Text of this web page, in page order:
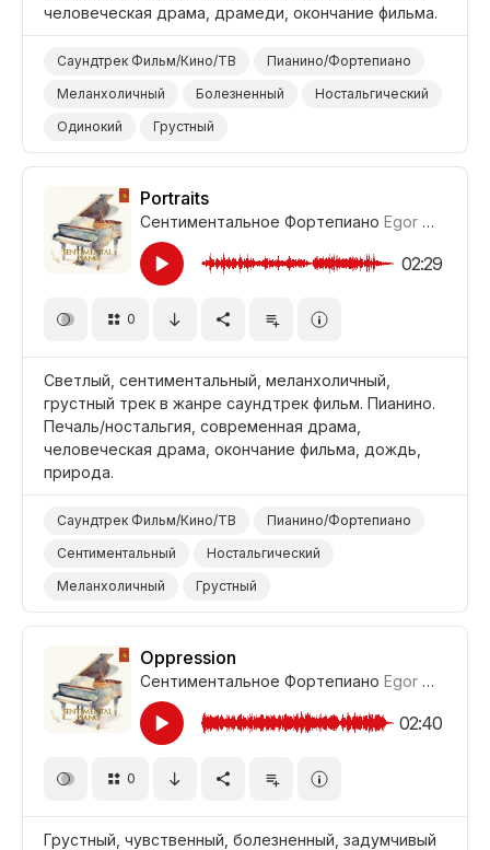
человеческая драма, драмеди, окончание фильма.
Саундтрек Фильм/Кино/ТВ
Пианино/Фортепиано
Меланхоличный
Болезненный
Ностальгический
Одинокий
Грустный
Фильм Современная Драма
Фильм Романтика
Фильм Драмеди
Фильм Титры/Окончание
Фильм Человеческая Драма/Трагедия
Драма
Portraits
Сентиментальное Фортепиано Egor Gandukhin
02:29
0
Светлый, сентиментальный, меланхоличный,
грустный трек в жанре саундтрек фильм. Пианино.
Печаль/ностальгия, современная драма,
человеческая драма, окончание фильма, дождь,
природа.
Саундтрек Фильм/Кино/ТВ
Пианино/Фортепиано
Сентиментальный
Ностальгический
Меланхоличный
Грустный
Фильм Титры/Окончание
Дождь
Природа
Фильм Современная Драма
Фильм Человеческая Драма/Трагедия
Драма
Oppression
Сентиментальное Фортепиано Egor Gandukhin
02:40
0
Грустный, чувственный, болезненный, задумчивый